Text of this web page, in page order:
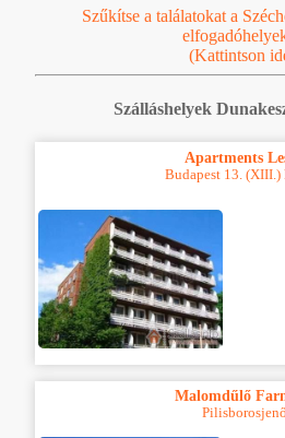
Szűkítse a találatokat a
(Kattintson
Szálláshelyek
Apartments
Budapest 13. (XIII.)
Malomdűlő
Pilisborosjenő